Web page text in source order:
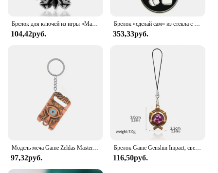
Брелок для ключей из игры «Мастер меч»
104,42руб.
Брелок «сделай сам» из стекла с кабошоном, кулон в виде боксерских перчаток, спортивный брелок для ключей для мужчин и женщин
353,33руб.
Модель меча Game Zeldas Master, брелок «Дыхание дикого», металлический кулон, брелок для мужчин и женщин, автомобильная сумка, ювелирные изделия, подарки
97,32руб.
Брелок Game Genshin Impact, светящийся глаз Бога, 7 элементов, двухсторонний стеклянный подвесной брелок для женщин и мужчин, бижутерия для косплея
116,50руб.